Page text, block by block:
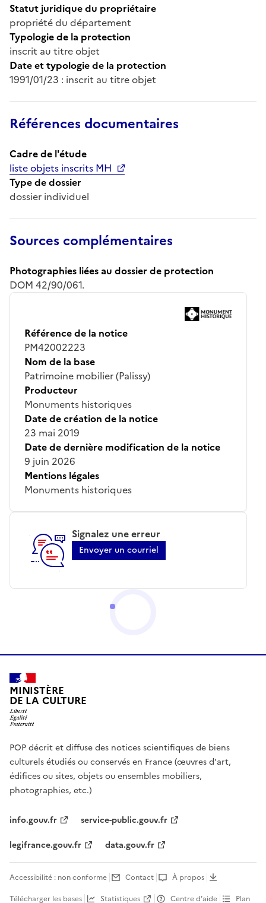
Statut juridique du propriétaire
propriété du département
Typologie de la protection
inscrit au titre objet
Date et typologie de la protection
1991/01/23 : inscrit au titre objet
Références documentaires
Cadre de l'étude
liste objets inscrits MH
Type de dossier
dossier individuel
Sources complémentaires
Photographies liées au dossier de protection
DOM 42/90/061.
Référence de la notice
PM42002223
Nom de la base
Patrimoine mobilier (Palissy)
Producteur
Monuments historiques
Date de création de la notice
23 mai 2019
Date de dernière modification de la notice
9 juin 2026
Mentions légales
Monuments historiques
Signalez une erreur
Envoyer un courriel
MINISTÈRE
DE LA CULTURE
POP décrit et diffuse des notices scientifiques de biens
culturels étudiés ou conservés en France (œuvres d'art,
édifices ou sites, objets ou ensembles mobiliers,
photographies, etc.)
info.gouv.fr
service-public.gouv.fr
legifrance.gouv.fr
data.gouv.fr
Accessibilité : non conforme Contact
À propos
Télécharger les bases
Statistiques Centre d’aide Plan